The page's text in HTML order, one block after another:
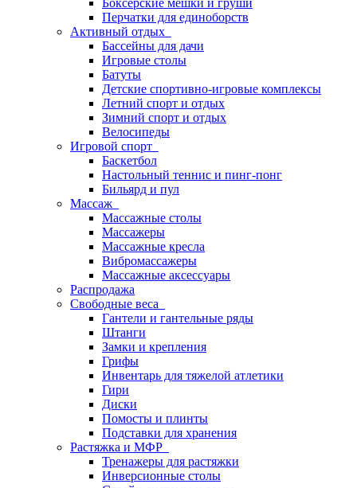
Боксерские мешки и груши
Перчатки для единоборств
Активный отдых
Бассейны для дачи
Игровые столы
Батуты
Детские спортивно-игровые комплексы
Летний спорт и отдых
Зимний спорт и отдых
Велосипеды
Игровой спорт
Баскетбол
Настольный теннис и пинг-понг
Бильярд и пул
Массаж
Массажные столы
Массажеры
Массажные кресла
Вибромассажеры
Массажные аксессуары
Распродажа
Свободные веса
Гантели и гантельные ряды
Штанги
Замки и крепления
Грифы
Инвентарь для тяжелой атлетики
Гири
Диски
Помосты и плинты
Подставки для хранения
Растяжка и МФР
Тренажеры для растяжки
Инверсионные столы